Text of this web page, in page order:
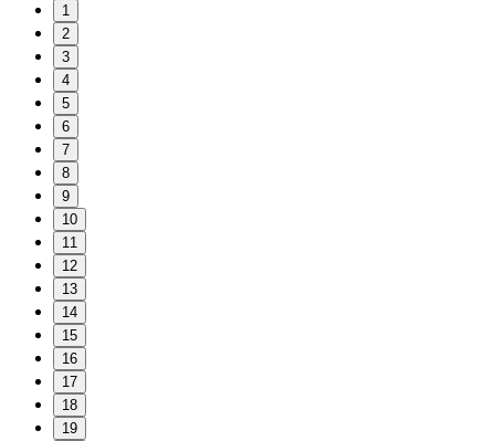
1
2
3
4
5
6
7
8
9
10
11
12
13
14
15
16
17
18
19